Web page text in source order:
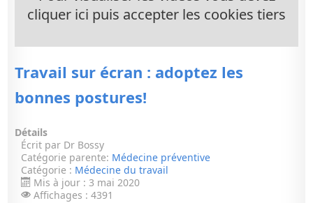
cliquer ici puis accepter les cookies tiers
Travail sur écran : adoptez les
bonnes postures!
Détails
Écrit par Dr Bossy
Catégorie parente: Médecine préventive
Catégorie : Médecine du travail
Mis à jour : 3 mai 2020
Affichages : 4391